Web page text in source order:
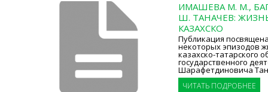
ИМАШЕВА М. М.,
Ш. ТАНАЧЕВ:
КАЗАХСКО
Публикация
некоторых эпизодов
казахско-татарского
государственного
Шарафетдиновича
ЧИТАТЬ ПОДРОБНЕЕ